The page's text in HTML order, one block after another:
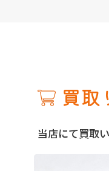
買取
当店にて買取